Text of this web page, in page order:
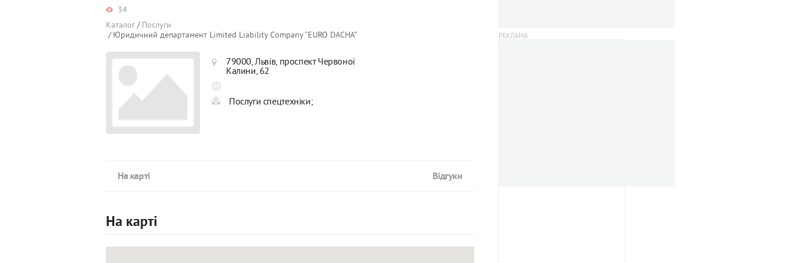
34
Каталог
Послуги
Юридичний департамент Limited Liability Company “EURO DACHA”
79000, Львів, проспект Червоної
Калини, 62
Послуги спецтехніки;
На карті Відгуки
На карті